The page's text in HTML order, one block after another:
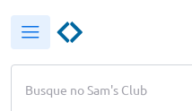
Busque no Sam's Club